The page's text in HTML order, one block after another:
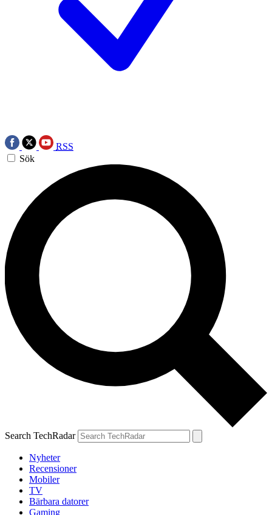
RSS
Sök
Search TechRadar
Nyheter
Recensioner
Mobiler
TV
Bärbara datorer
Gaming